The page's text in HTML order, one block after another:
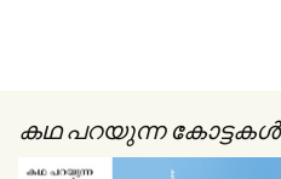
കഥ പറയുന്ന കോട്ടകൾ